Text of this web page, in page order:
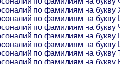
по фамилиям на букву
по фамилиям на букву
по фамилиям на букву
по фамилиям на букву
по фамилиям на букву
по фамилиям на букву
по фамилиям на букву